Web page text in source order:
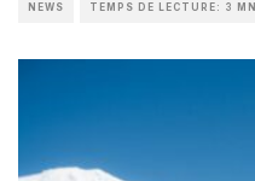
NEWS TEMPS DE LECTURE: 3 MN